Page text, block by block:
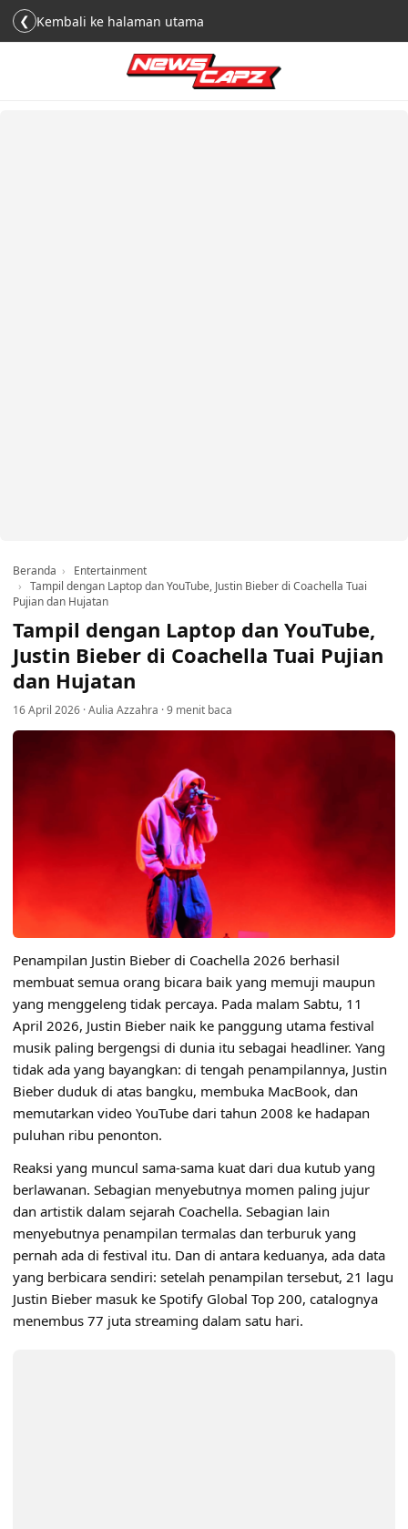
❮ Kembali ke halaman utama
Beranda
Entertainment
Tampil dengan Laptop dan YouTube, Justin Bieber di Coachella Tuai
Pujian dan Hujatan
Tampil dengan Laptop dan YouTube,
Justin Bieber di Coachella Tuai Pujian
dan Hujatan
16 April 2026 ·Aulia Azzahra ·9 menit baca
Penampilan Justin Bieber di Coachella 2026 berhasil
membuat semua orang bicara baik yang memuji maupun
yang menggeleng tidak percaya. Pada malam Sabtu, 11
April 2026, Justin Bieber naik ke panggung utama festival
musik paling bergengsi di dunia itu sebagai headliner. Yang
tidak ada yang bayangkan: di tengah penampilannya, Justin
Bieber duduk di atas bangku, membuka MacBook, dan
memutarkan video YouTube dari tahun 2008 ke hadapan
puluhan ribu penonton.
Reaksi yang muncul sama-sama kuat dari dua kutub yang
berlawanan. Sebagian menyebutnya momen paling jujur
dan artistik dalam sejarah Coachella. Sebagian lain
menyebutnya penampilan termalas dan terburuk yang
pernah ada di festival itu. Dan di antara keduanya, ada data
yang berbicara sendiri: setelah penampilan tersebut, 21 lagu
Justin Bieber masuk ke Spotify Global Top 200, catalognya
menembus 77 juta streaming dalam satu hari.